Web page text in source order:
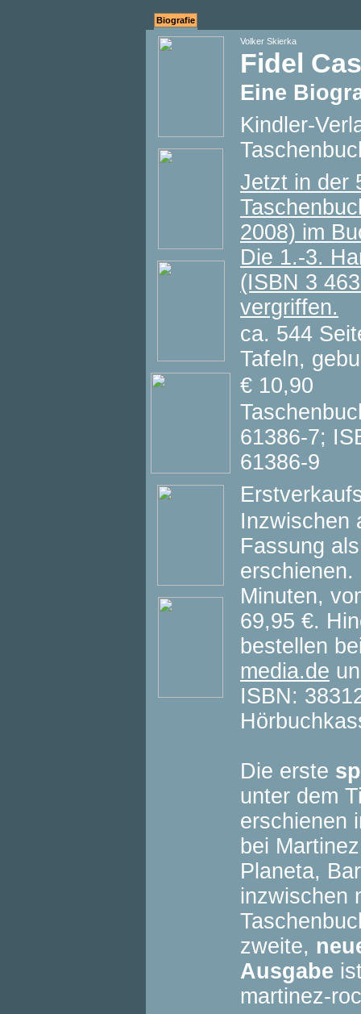
Biografie
Volker Skierka
Fidel
Eine
Kindler-
Jetzt in der
2008) im
Die 1.-3.
(ISBN 3
vergriffen.
ca. 544
Tafeln,
€ 10,90
61386-7;
61386-9
Inzwischen
Fassung
Minuten,
69,95 €.
bestellen
media.de
ISBN:
Die erste
unter dem
erschienen
bei
Planeta,
inzwischen
zweite,
Ausgabe
martinez-